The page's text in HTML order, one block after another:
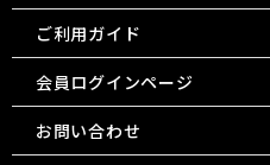
ご利用ガイド
会員ログインページ
お問い合わせ